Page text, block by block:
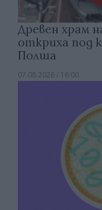
Древен храм
откриха под
Полша
07.08.2026 / 16:00